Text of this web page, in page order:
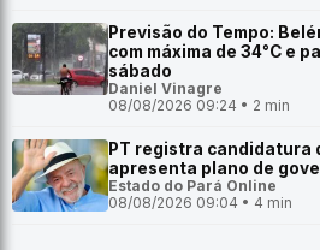
Previsão do Tempo:
com máxima de 34°C e
sábado
Daniel Vinagre
08/08/2026 09:24 • 2 min
PT registra candidatura
apresenta plano de
Estado do Pará Online
08/08/2026 09:04 • 4 min